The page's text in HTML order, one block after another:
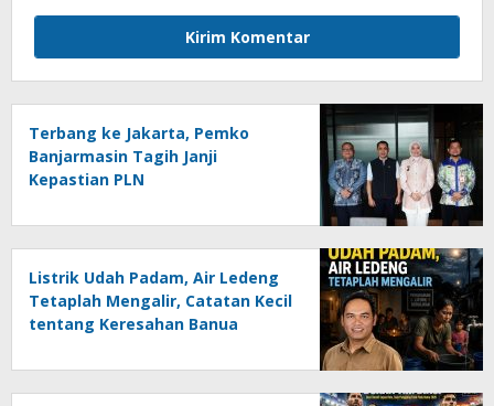
Terbang ke Jakarta, Pemko
Banjarmasin Tagih Janji
Kepastian PLN
Listrik Udah Padam, Air Ledeng
Tetaplah Mengalir, Catatan Kecil
tentang Keresahan Banua
Ancaman Lingkungan, Oleh :
Helmi Rifai, SH